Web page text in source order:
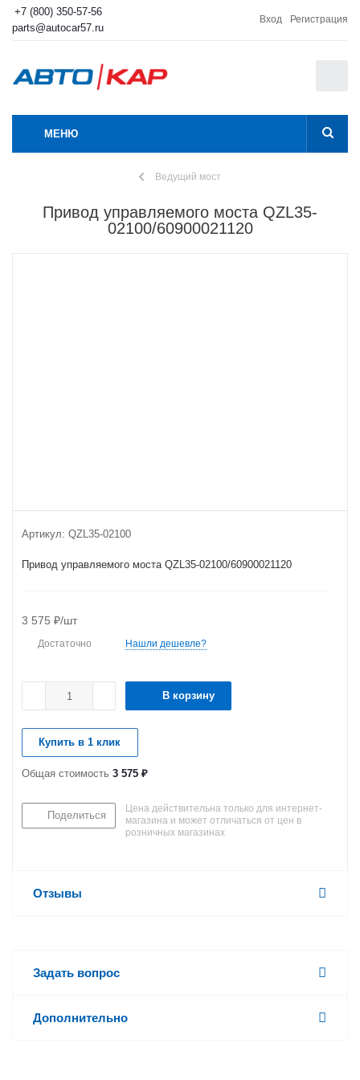
+7 (800) 350-57-56
parts@autocar57.ru
Вход Регистрация
МЕНЮ
Ведущий мост
Привод управляемого моста QZL35-
02100/60900021120
Артикул: QZL35-02100
Привод управляемого моста QZL35-02100/60900021120
3 575 ₽/шт
Достаточно Нашли дешевле?
В корзину
Купить в 1 клик
Общая стоимость 3 575 ₽
Поделиться
Цена действительна только для интернет-
магазина и может отличаться от цен в
розничных магазинах
Отзывы
Задать вопрос
Дополнительно